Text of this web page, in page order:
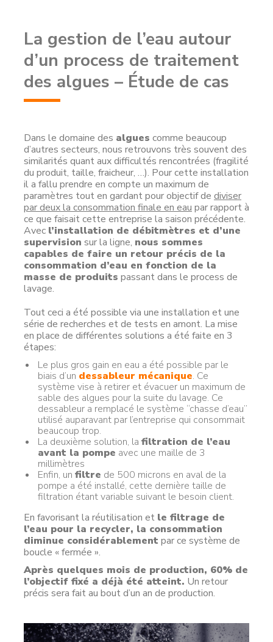
La gestion de l’eau autour
d’un process de traitement
des algues – Étude de cas
Dans le domaine des algues comme beaucoup
d’autres secteurs, nous retrouvons très souvent des
similarités quant aux difficultés rencontrées (fragilité
du produit, taille, fraicheur, …). Pour cette installation
il a fallu prendre en compte un maximum de
paramètres tout en gardant pour objectif de diviser
par deux la consommation finale en eau par rapport à
ce que faisait cette entreprise la saison précédente.
Avec l’installation de débitmètres et d’une
supervision sur la ligne, nous sommes
capables de faire un retour précis de la
consommation d’eau en fonction de la
masse de produits passant dans le process de
lavage.
Tout ceci a été possible via une installation et une
série de recherches et de tests en amont. La mise
en place de différentes solutions a été faite en 3
étapes:
Le plus gros gain en eau a été possible par le
biais d’un dessableur mécanique. Ce
système vise à retirer et évacuer un maximum de
sable des algues pour la suite du lavage. Ce
dessableur a remplacé le système “chasse d’eau”
utilisé auparavant par l’entreprise qui consommait
beaucoup trop.
La deuxième solution, la filtration de l’eau
avant la pompe avec une maille de 3
millimètres
Enfin, un filtre de 500 microns en aval de la
pompe a été installé, cette dernière taille de
filtration étant variable suivant le besoin client.
En favorisant la réutilisation et le filtrage de
l’eau pour la recycler, la consommation
diminue considérablement par ce système de
boucle « fermée ».
Après quelques mois de production, 60% de
l’objectif fixé a déjà été atteint. Un retour
précis sera fait au bout d’un an de production.